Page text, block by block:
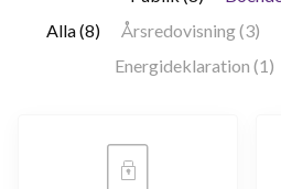
Alla (8)
Årsredovisning (3)
Energideklaration (1)